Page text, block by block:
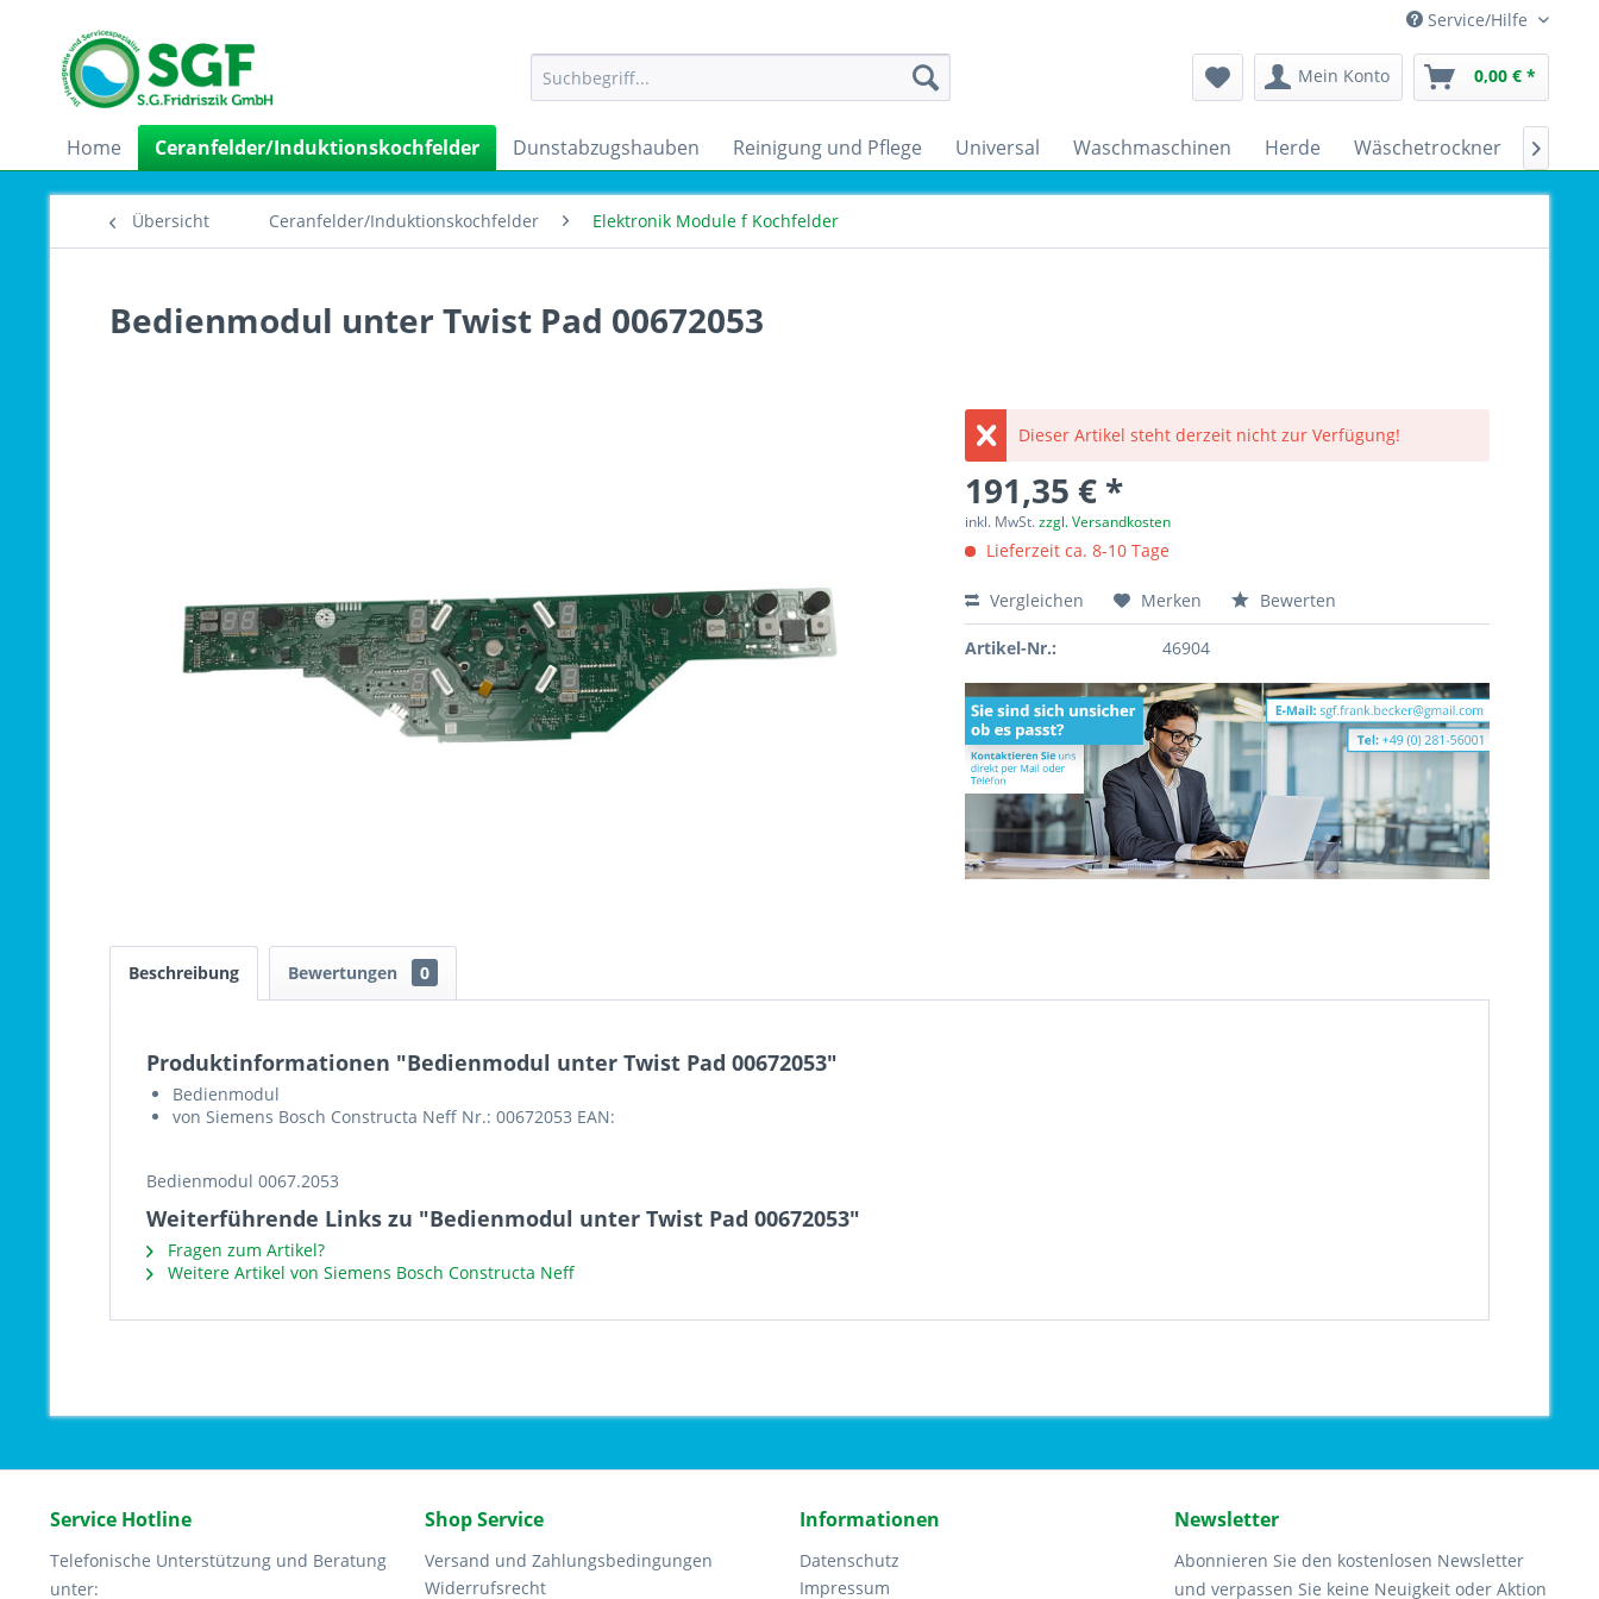
Service/Hilfe
Mein Konto 0,00 € *
Home Ceranfelder/Induktionskochfelder Dunstabzugshauben Reinigung und Pflege Universal Waschmaschinen Herde Wäschetrockner 
Übersicht Ceranfelder/Induktionskochfelder Elektronik Module f Kochfelder
Bedienmodul unter Twist Pad 00672053
Dieser Artikel steht derzeit nicht zur Verfügung!
191,35 € *
inkl. MwSt.zzgl. Versandkosten
Lieferzeit ca. 8-10 Tage
Vergleichen Merken Bewerten
Artikel-Nr.: 46904
Beschreibung Bewertungen 0
Produktinformationen "Bedienmodul unter Twist Pad 00672053"
Bedienmodul
von Siemens Bosch Constructa Neff Nr.: 00672053 EAN:
Bedienmodul 0067.2053
Weiterführende Links zu "Bedienmodul unter Twist Pad 00672053"
Fragen zum Artikel?
Weitere Artikel von Siemens Bosch Constructa Neff
Service Hotline
Telefonische Unterstützung und Beratung
unter:
Shop Service
Versand und Zahlungsbedingungen
Widerrufsrecht
Informationen
Datenschutz
Impressum
Newsletter
Abonnieren Sie den kostenlosen Newsletter
und verpassen Sie keine Neuigkeit oder Aktion